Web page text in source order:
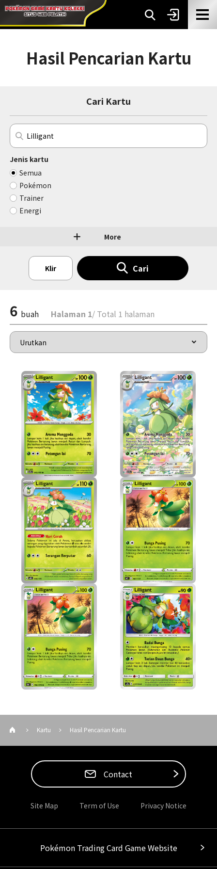
Hasil Pencarian Kartu
Cari Kartu
Jenis kartu
Semua
Pokémon
Trainer
Energi
More
Klir Cari
6 buah Halaman 1/ Total 1 halaman
Kartu Hasil Pencarian Kartu
Contact
Site Map Term of Use Privacy Notice
Pokémon Trading Card Game Website